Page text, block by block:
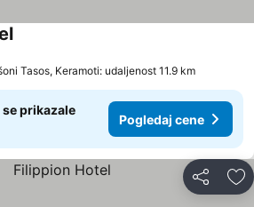
Pogledaj cene
Tasos, Keramoti: udaljenost 11.9 km
prikazale
Pogledaj cene
Deli